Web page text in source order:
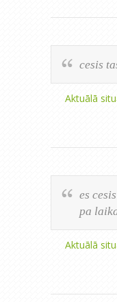
cesis
Aktuālā
es
pa
Aktuālā